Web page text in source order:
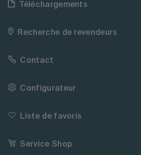
Téléchargements
Recherche de revendeurs
Contact
Configurateur
Liste de favoris
Service Shop